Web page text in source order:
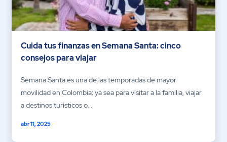
Cuida tus finanzas en Semana Santa: cinco
consejos para viajar
Semana Santa es una de las temporadas de mayor
movilidad en Colombia; ya sea para visitar a la familia, viajar
a destinos turísticos o...
abr 11, 2025